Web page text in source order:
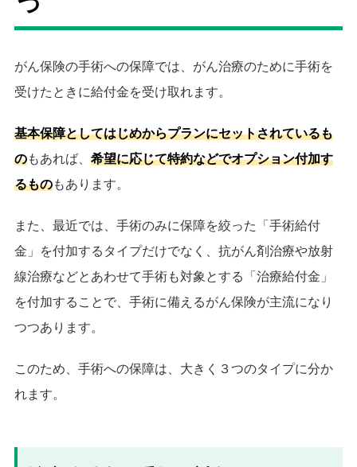
がん保険の手術への保障では、がん治療のために手術を
受けたときに給付金を受け取れます。
基本保障としてはじめからプランにセットされているも
のもあれば、 希望に応じて特約などでオプション付加す
るものもあります。
また、最近では、手術のみに保障を絞った「手術給付
金」を付加するタイプだけでなく、抗がん剤治療や放射
線治療などとあわせて手術も対象とする「治療給付金」
を付加することで、手術に備えるがん保険が主流になり
つつあります。
このため、手術への保障は、大きく３つのタイプに分か
れます。